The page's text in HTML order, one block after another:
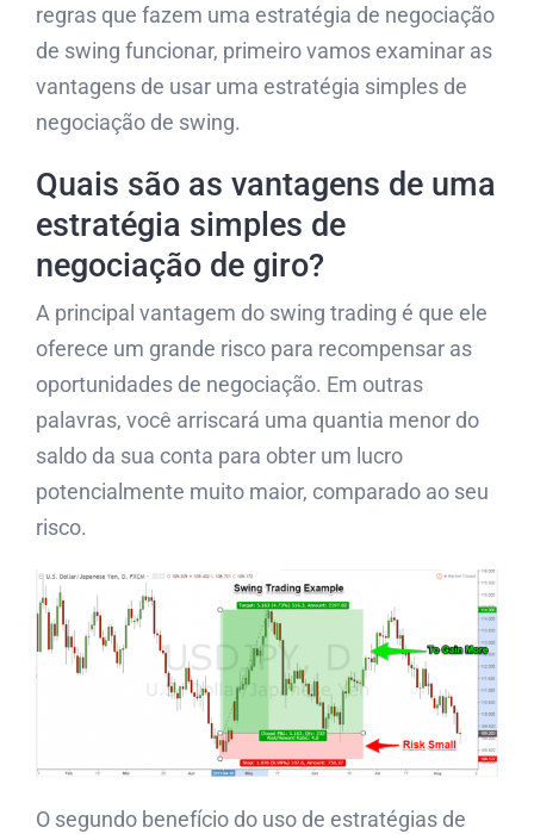
regras que fazem uma estratégia de negociação
de swing funcionar, primeiro vamos examinar as
vantagens de usar uma estratégia simples de
negociação de swing.
Quais são as vantagens de uma
estratégia simples de
negociação de giro?
A principal vantagem do swing trading é que ele
oferece um grande risco para recompensar as
oportunidades de negociação. Em outras
palavras, você arriscará uma quantia menor do
saldo da sua conta para obter um lucro
potencialmente muito maior, comparado ao seu
risco.
O segundo benefício do uso de estratégias de